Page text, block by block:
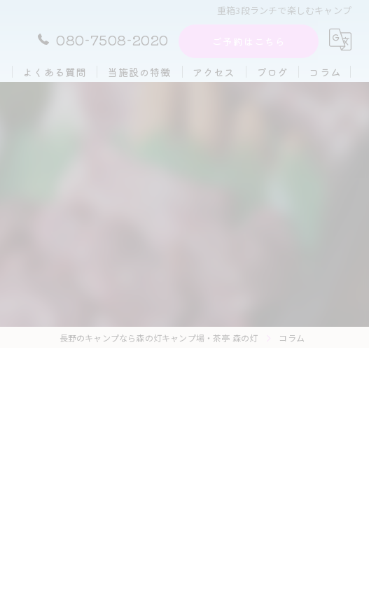
重箱3段ランチで楽しむキャンプ
080-7508-2020
よくある質問 当施設の特徴 アクセス ブログ コラム
長野のキャンプなら森の灯キャンプ場・茶亭 森の灯 コラム